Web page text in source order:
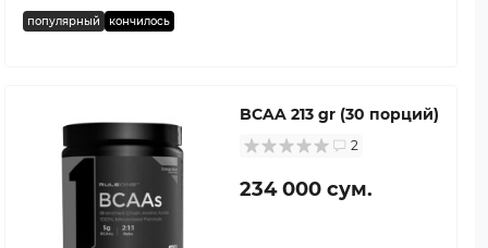
популярный кончилось
BCAA 213 gr (30 порций)
2
234 000 сум.